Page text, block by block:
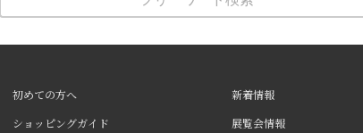
初めての方へ
ショッピングガイド
新着情報
展覧会情報